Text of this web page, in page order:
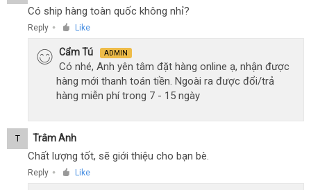
Có ship hàng toàn quốc không nhỉ?
Reply ● Like
Cẩm Tú ADMIN
Có nhé, Anh yên tâm đặt hàng online ạ, nhận được
hàng mới thanh toán tiền. Ngoài ra được đổi/trả
hàng miễn phí trong 7 - 15 ngày
T Trâm Anh
Chất lượng tốt, sẽ giới thiệu cho bạn bè.
Reply ● Like